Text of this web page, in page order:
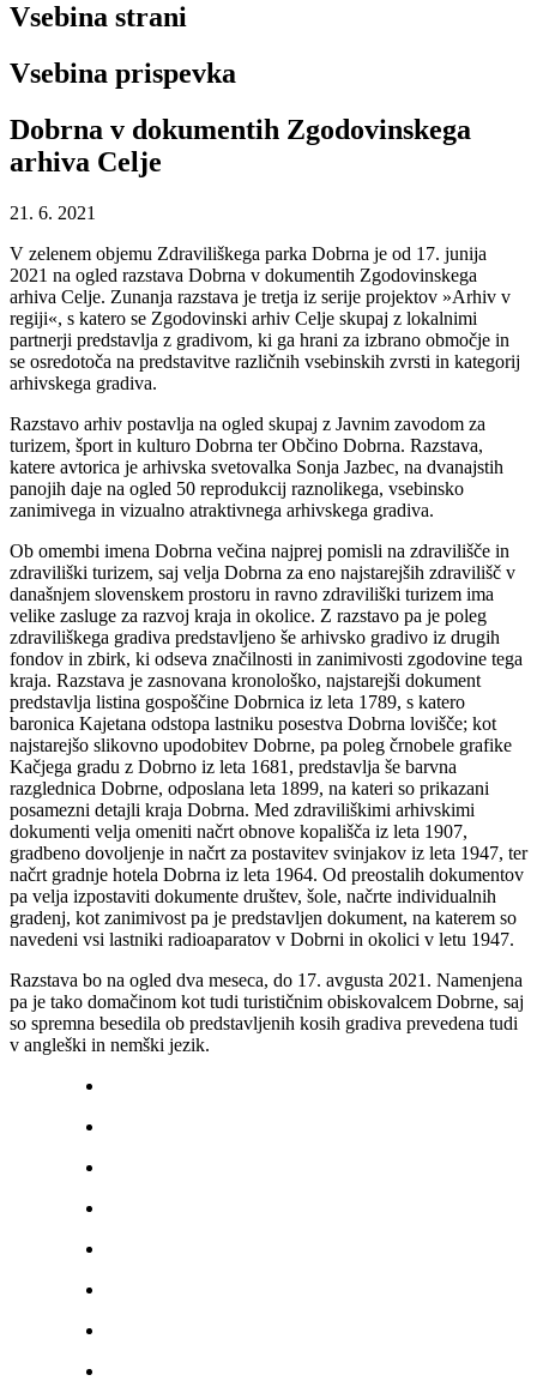
Vsebina strani
Vsebina prispevka
Dobrna v dokumentih Zgodovinskega
arhiva Celje
21. 6. 2021
V zelenem objemu Zdraviliškega parka Dobrna je od 17. junija
2021 na ogled razstava Dobrna v dokumentih Zgodovinskega
arhiva Celje. Zunanja razstava je tretja iz serije projektov »Arhiv v
regiji«, s katero se Zgodovinski arhiv Celje skupaj z lokalnimi
partnerji predstavlja z gradivom, ki ga hrani za izbrano območje in
se osredotoča na predstavitve različnih vsebinskih zvrsti in kategorij
arhivskega gradiva.
Razstavo arhiv postavlja na ogled skupaj z Javnim zavodom za
turizem, šport in kulturo Dobrna ter Občino Dobrna. Razstava,
katere avtorica je arhivska svetovalka Sonja Jazbec, na dvanajstih
panojih daje na ogled 50 reprodukcij raznolikega, vsebinsko
zanimivega in vizualno atraktivnega arhivskega gradiva.
Ob omembi imena Dobrna večina najprej pomisli na zdravilišče in
zdraviliški turizem, saj velja Dobrna za eno najstarejših zdravilišč v
današnjem slovenskem prostoru in ravno zdraviliški turizem ima
velike zasluge za razvoj kraja in okolice. Z razstavo pa je poleg
zdraviliškega gradiva predstavljeno še arhivsko gradivo iz drugih
fondov in zbirk, ki odseva značilnosti in zanimivosti zgodovine tega
kraja. Razstava je zasnovana kronološko, najstarejši dokument
predstavlja listina gospoščine Dobrnica iz leta 1789, s katero
baronica Kajetana odstopa lastniku posestva Dobrna lovišče; kot
najstarejšo slikovno upodobitev Dobrne, pa poleg črnobele grafike
Kačjega gradu z Dobrno iz leta 1681, predstavlja še barvna
razglednica Dobrne, odposlana leta 1899, na kateri so prikazani
posamezni detajli kraja Dobrna. Med zdraviliškimi arhivskimi
dokumenti velja omeniti načrt obnove kopališča iz leta 1907,
gradbeno dovoljenje in načrt za postavitev svinjakov iz leta 1947, ter
načrt gradnje hotela Dobrna iz leta 1964. Od preostalih dokumentov
pa velja izpostaviti dokumente društev, šole, načrte individualnih
gradenj, kot zanimivost pa je predstavljen dokument, na katerem so
navedeni vsi lastniki radioaparatov v Dobrni in okolici v letu 1947.
Razstava bo na ogled dva meseca, do 17. avgusta 2021. Namenjena
pa je tako domačinom kot tudi turističnim obiskovalcem Dobrne, saj
so spremna besedila ob predstavljenih kosih gradiva prevedena tudi
v angleški in nemški jezik.